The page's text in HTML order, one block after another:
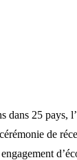
dans 25 pays,
de